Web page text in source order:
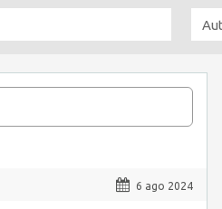
6 ago 2024